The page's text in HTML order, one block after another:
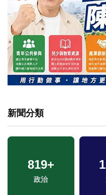
新聞分類
819+
政治